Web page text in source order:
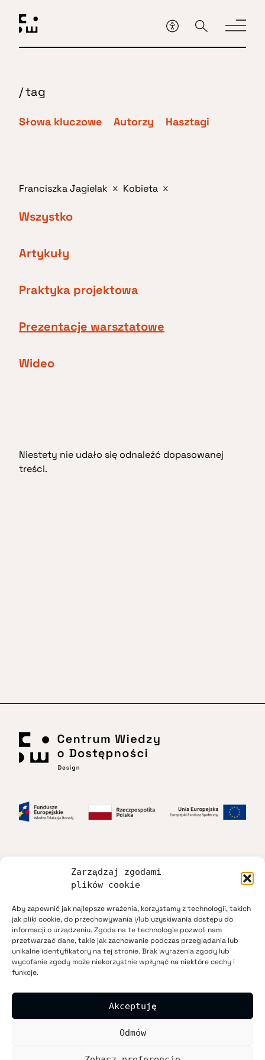
Zarządzaj zgodami
plików cookie
Aby zapewnić jak najlepsze wrażenia, korzystamy z technologii, takich
jak pliki cookie, do przechowywania i/lub uzyskiwania dostępu do
informacji o urządzeniu. Zgoda na te technologie pozwoli nam
przetwarzać dane, takie jak zachowanie podczas przeglądania lub
unikalne identyfikatory na tej stronie. Brak wyrażenia zgody lub
wycofanie zgody może niekorzystnie wpłynąć na niektóre cechy i
funkcje.
Akceptuję
Odmów
głównej
treści
/tag
Słowa kluczowe Autorzy Hasztagi
Franciszka Jagielak x Kobieta x
Wszystko
Artykuły
Praktyka projektowa
Prezentacje warsztatowe
Wideo
Niestety nie udało się odnaleźć dopasowanej
treści.
Dostępność
Regulamin
Polityka prywatności
Mapa strony